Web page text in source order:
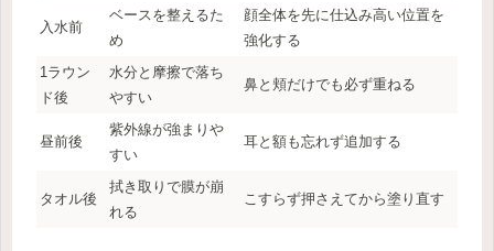
入水前
ベースを整えるた
め
顔全体を先に仕込み高い位置を
強化する
1ラウン
ド後
水分と摩擦で落ち
やすい
鼻と頬だけでも必ず重ねる
昼前後
紫外線が強まりや
すい
耳と額も忘れず追加する
タオル後
拭き取りで膜が崩
れる
こすらず押さえてから塗り直す